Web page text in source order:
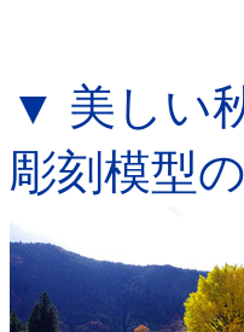
▼ 美しい
彫刻模型